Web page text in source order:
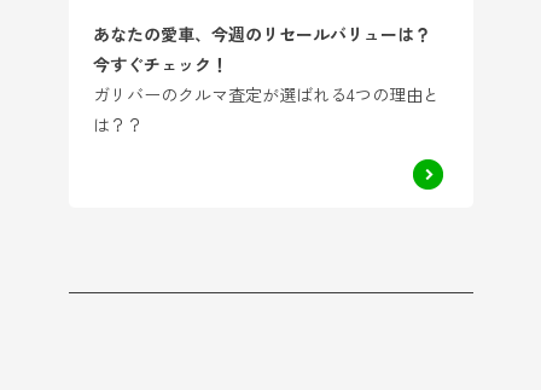
あなたの愛車、今週のリセールバリューは？
今すぐチェック！
ガリバーのクルマ査定が選ばれる4つの理由と
は？？